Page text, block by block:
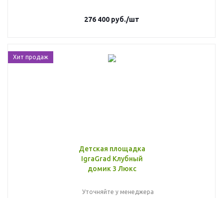
276 400 руб./шт
Хит продаж
Детская площадка
IgraGrad Клубный
домик 3 Люкс
Уточняйте у менеджера